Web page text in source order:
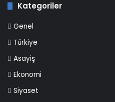
Kategoriler
Genel
Türkiye
Asayiş
Ekonomi
Siyaset